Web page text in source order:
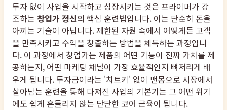
투자 없이 사업을 시작하고 성장시키는 것은 프라이머가 강
조하는 창업가 정신의 핵심 훈련법입니다. 이는 단순히 돈을
아끼는 기술이 아닙니다. 제한된 자원 속에서 어떻게든 고객
을 만족시키고 수익을 창출하는 방법을 체득하는 과정입니
다. 이 과정에서 창업가는 제품의 어떤 기능이 진짜 가치를 제
공하는지, 어떤 마케팅 채널이 가장 효율적인지 뼈저리게 배
우게 됩니다. 투자금이라는 '치트키' 없이 맨몸으로 시장에서
살아남는 훈련을 통해 다져진 사업의 기본기는 그 어떤 위기
에도 쉽게 흔들리지 않는 단단한 코어 근육이 됩니다.